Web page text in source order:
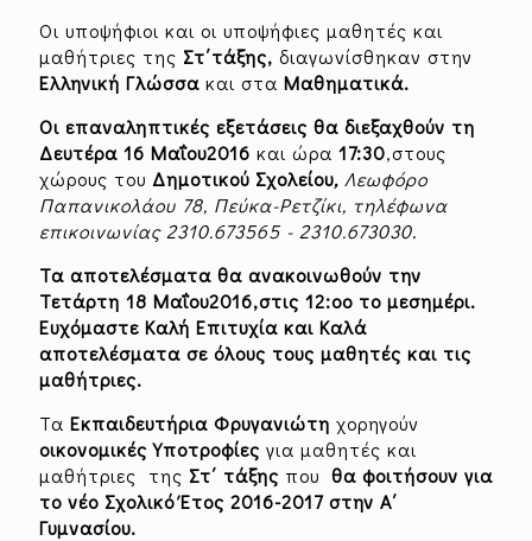
Οι υποψήφιοι και οι υποψήφιες μαθητές και
μαθήτριες της Στ΄τάξης, διαγωνίσθηκαν στην
Ελληνική Γλώσσα και στα Μαθηματικά.
Οι επαναληπτικές εξετάσεις θα διεξαχθούν τη
Δευτέρα 16 Μαΐου2016 και ώρα 17:30,στους
χώρους του Δημοτικού Σχολείου, Λεωφόρο
Παπανικολάου 78, Πεύκα-Ρετζίκι, τηλέφωνα
επικοινωνίας 2310.673565 - 2310.673030.
Τα αποτελέσματα θα ανακοινωθούν την
Τετάρτη 18 Μαΐου2016,στις 12:οο το μεσημέρι.
Ευχόμαστε Καλή Επιτυχία και Καλά
αποτελέσματα σε όλους τους μαθητές και τις
μαθήτριες.
Τα Εκπαιδευτήρια Φρυγανιώτη χορηγούν
οικονομικές Υποτροφίες για μαθητές και
μαθήτριες της Στ΄ τάξης που θα φοιτήσουν για
το νέο Σχολικό Έτος 2016-2017 στην Α΄
Γυμνασίου.